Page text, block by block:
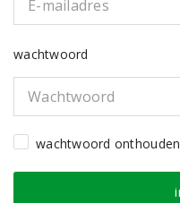
wachtwoord
wachtwoord onthouden